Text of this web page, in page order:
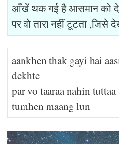
आँखें थक गई है आसमान को
पर वो तारा नहीं टूटता ,जिसे
aankhen thak gayi hai
dekhte
par vo taaraa nahin
tumhen maang lun